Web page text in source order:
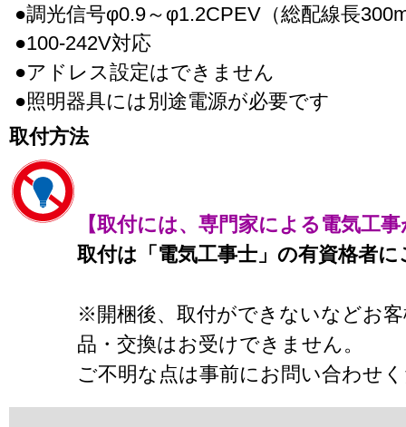
●調光信号φ0.9～φ1.2CPEV（総配線長
●100-242V対応
●アドレス設定はできません
●照明器具には別途電源が必要です
取付方法
【取付には、専門家による電気工
取付は「電気工事士」の有資格者
※開梱後、取付ができないなどお
品・交換はお受けできません。
ご不明な点は事前にお問い合わせ